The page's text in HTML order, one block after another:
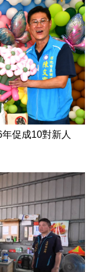
年促成10對新人